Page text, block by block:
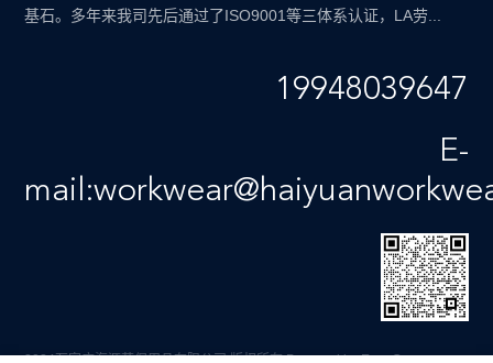
基石。多年来我司先后通过了ISO9001等三体系认证，LA劳...
19948039647
E-
2024石家庄海源劳保用品有限公司 版权所有Powered by EyouCms